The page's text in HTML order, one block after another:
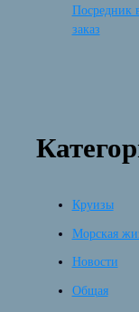
Посредник
заказ
Круизы
Морская
Новости
Общая